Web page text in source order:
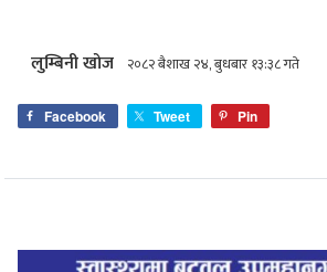
लुम्बिनी खोज २०८२ बैशाख २४, बुधबार १३:३८ गते
Facebook Tweet Pin